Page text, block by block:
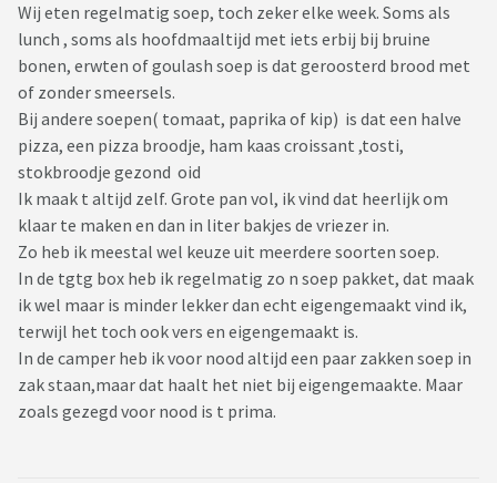
Wij eten regelmatig soep, toch zeker elke week. Soms als
lunch , soms als hoofdmaaltijd met iets erbij bij bruine
bonen, erwten of goulash soep is dat geroosterd brood met
of zonder smeersels.
Bij andere soepen( tomaat, paprika of kip) is dat een halve
pizza, een pizza broodje, ham kaas croissant ,tosti,
stokbroodje gezond oid
Ik maak t altijd zelf. Grote pan vol, ik vind dat heerlijk om
klaar te maken en dan in liter bakjes de vriezer in.
Zo heb ik meestal wel keuze uit meerdere soorten soep.
In de tgtg box heb ik regelmatig zo n soep pakket, dat maak
ik wel maar is minder lekker dan echt eigengemaakt vind ik,
terwijl het toch ook vers en eigengemaakt is.
In de camper heb ik voor nood altijd een paar zakken soep in
zak staan,maar dat haalt het niet bij eigengemaakte. Maar
zoals gezegd voor nood is t prima.